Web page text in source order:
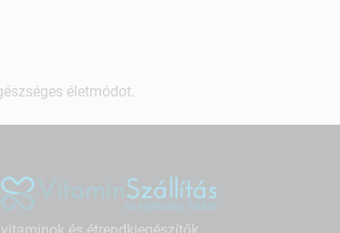
életmódot.
vitaminok és étrendkiegészítők